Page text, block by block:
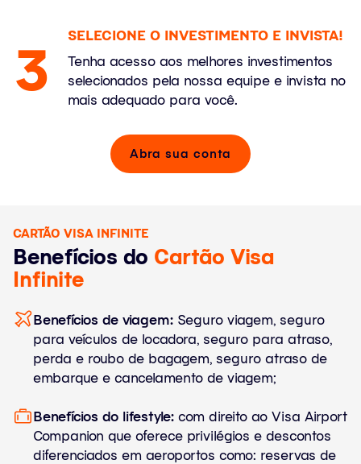
3
SELECIONE O INVESTIMENTO E INVISTA!
Tenha acesso aos melhores investimentos
selecionados pela nossa equipe e invista no
mais adequado para você.
Abra sua conta
CARTÃO VISA INFINITE
Benefícios do Cartão Visa
Infinite
Benefícios de viagem: Seguro viagem, seguro
para veículos de locadora, seguro para atraso,
perda e roubo de bagagem, seguro atraso de
embarque e cancelamento de viagem;
Benefícios do lifestyle: com direito ao Visa Airport
Companion que oferece privilégios e descontos
diferenciados em aeroportos como: reservas de